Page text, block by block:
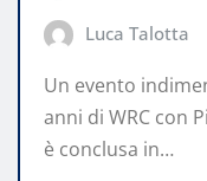
Luca Talotta
Un evento
anni di WRC con
è conclusa in…